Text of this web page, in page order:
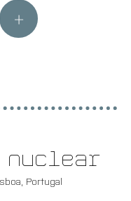
+
Nuclear
Portugal